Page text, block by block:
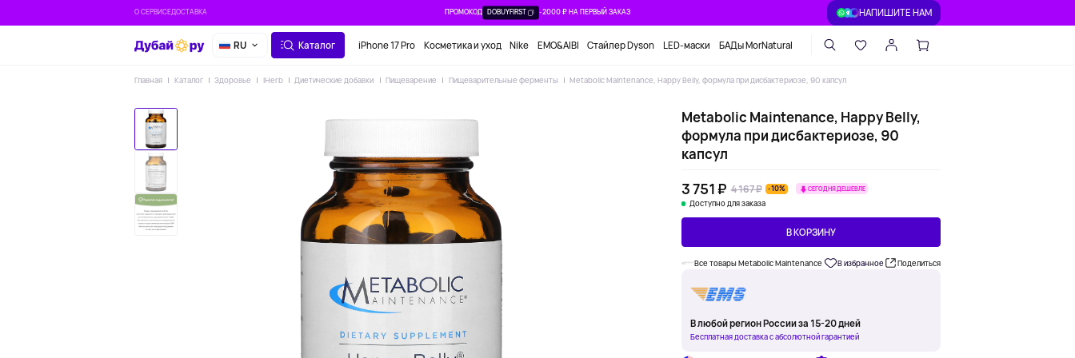
О СЕРВИСЕДОСТАВКА ПРОМОКОД DOBUYFIRST -2000 ₽ НА ПЕРВЫЙ ЗАКАЗ НАПИШИТЕ НАМ
RU Каталог iPhone 17 Pro Косметика и уход Nike EMO&AIBI Стайлер Dyson LED-маски БАДы MorNatural
Главная Каталог Здоровье IHerb Диетические добавки Пищеварение Пищеварительные ферменты Metabolic Maintenance, Happy Belly, формула при дисбактериозе, 90 капсул
Metabolic Maintenance, Happy Belly,
формула при дисбактериозе, 90
капсул
3 751 ₽ 4 167 ₽ -10% СЕГОДНЯ ДЕШЕВЛЕ
Доступно для заказа
В КОРЗИНУ
Все товары Metabolic Maintenance В избранное Поделиться
В любой регион России за 15-20 дней
Бесплатная доставка с абсолютной гарантией